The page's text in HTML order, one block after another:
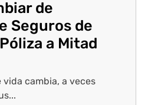
de
Seguros de
a Mitad
cambia, a veces